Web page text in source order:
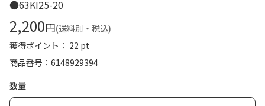
●63KI25-20
2,200円(送料別・税込)
獲得ポイント： 22 pt
商品番号
6148929394
数量